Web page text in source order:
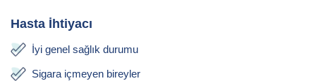
Hasta İhtiyacı
İyi genel sağlık durumu
Sigara içmeyen bireyler